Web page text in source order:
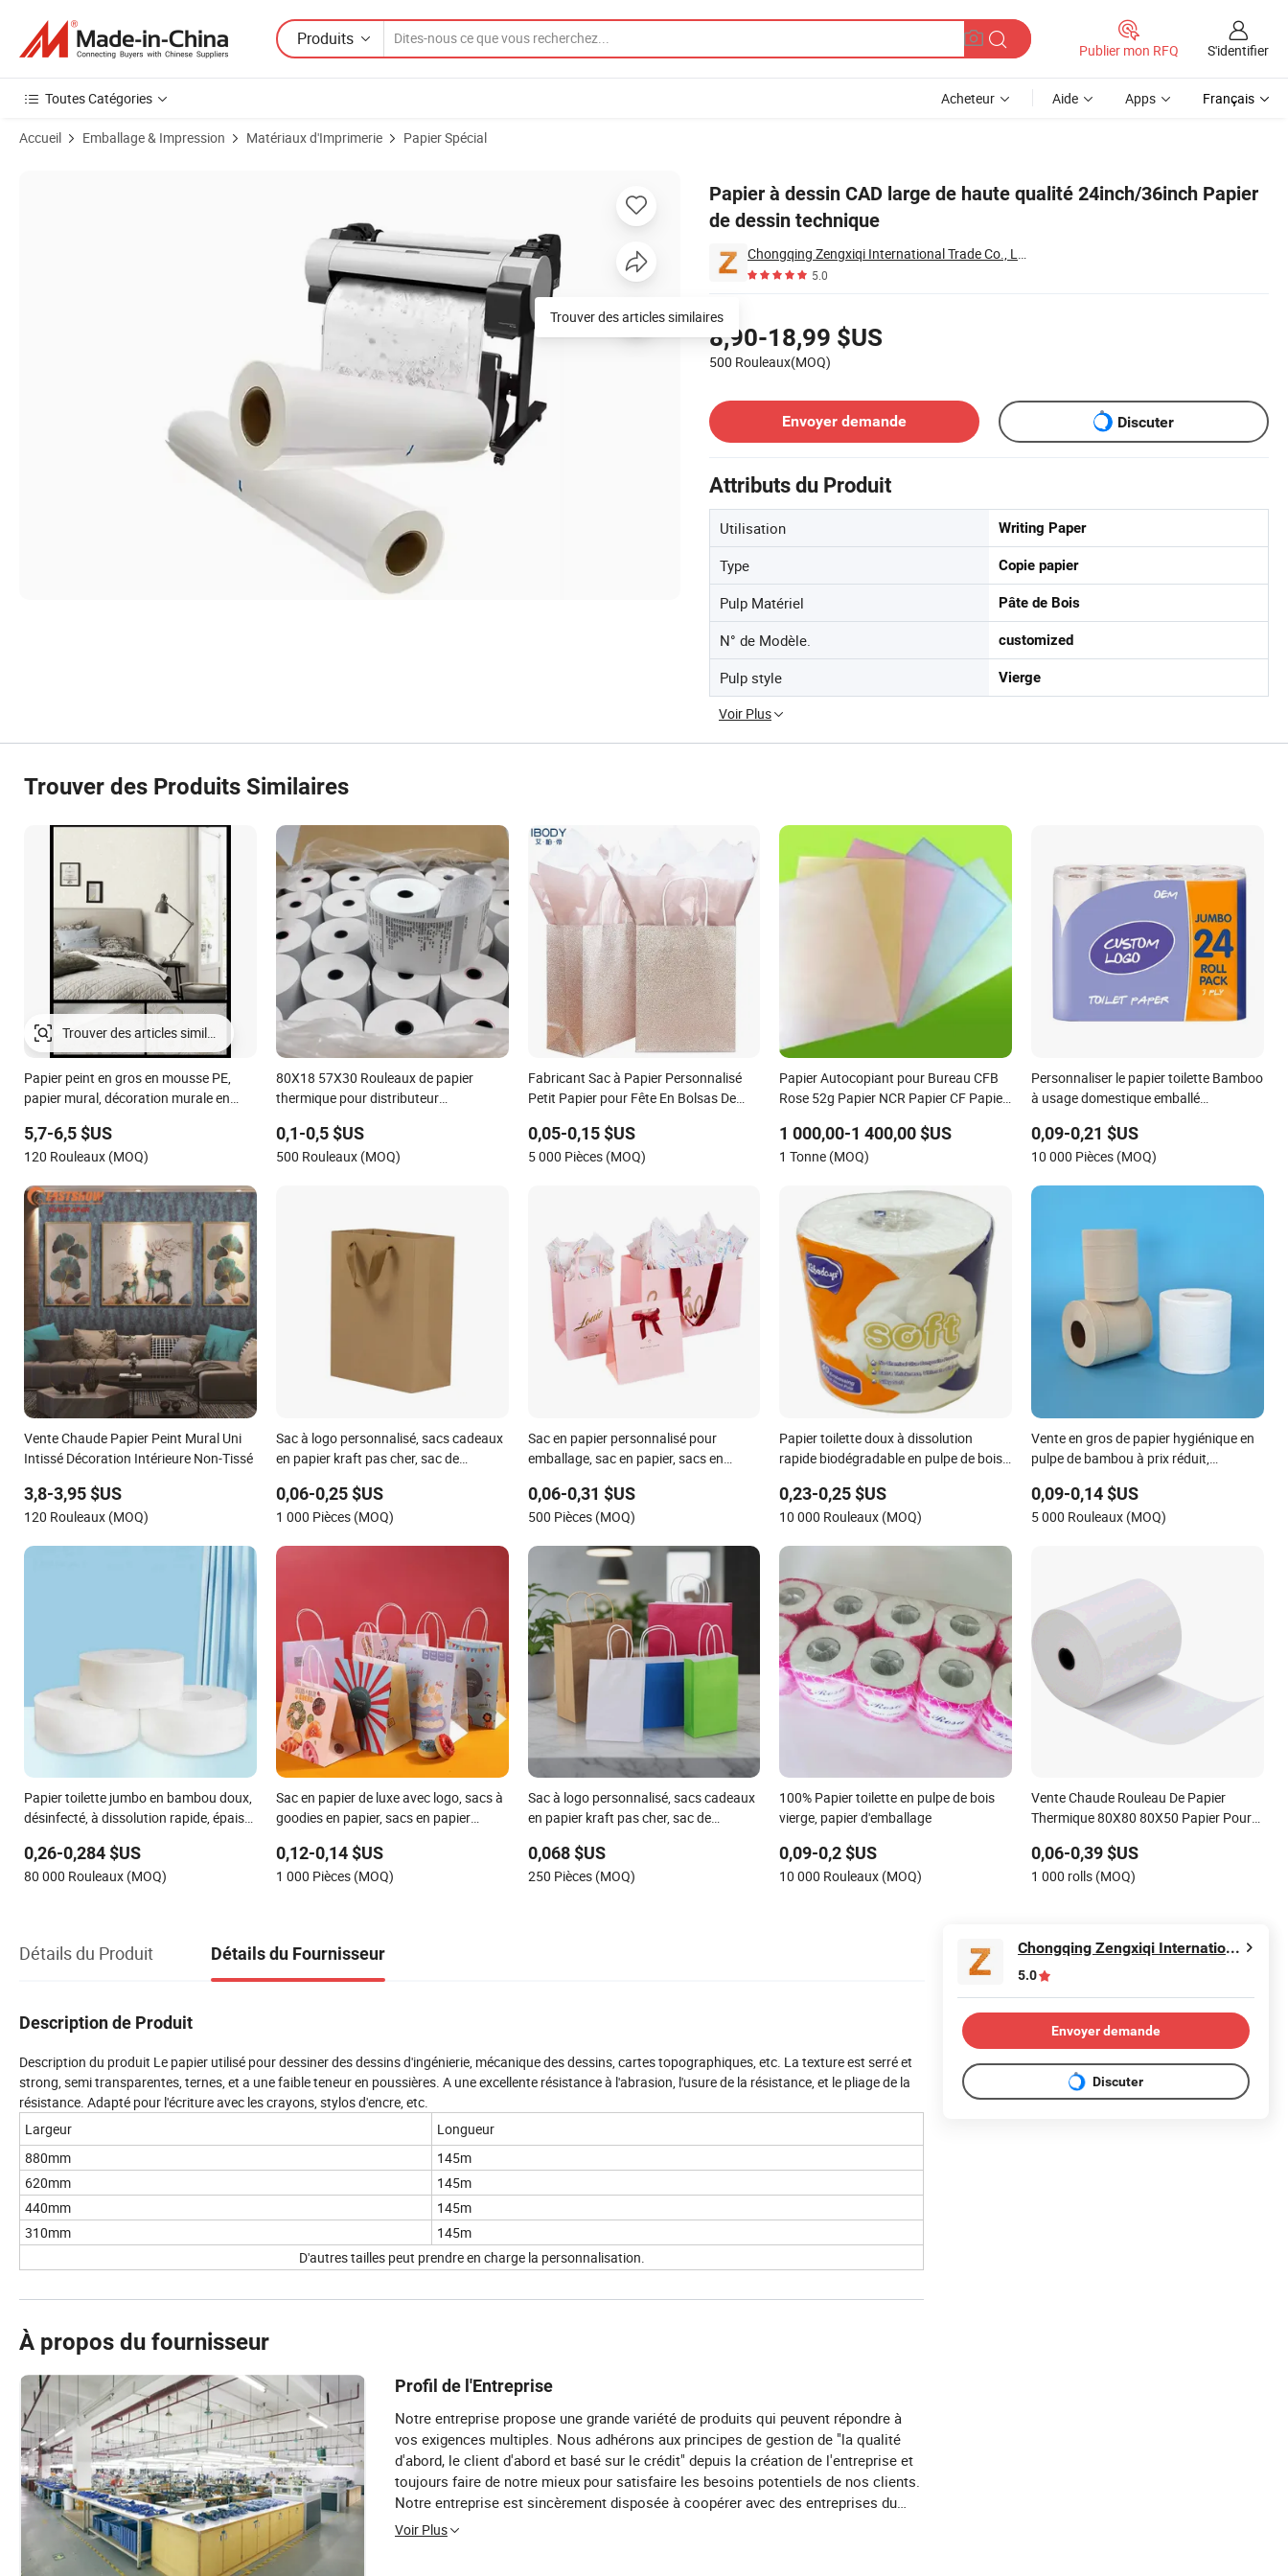
Produits
Publier mon RFQ S'identifier
Toutes Catégories Acheteur Aide Apps Français
Accueil Emballage & Impression Matériaux d'Imprimerie Papier Spécial
Papier à dessin CAD large de haute qualité 24inch/36inch Papier
de dessin technique
Chongqing Zengxiqi International Trade Co., Ltd.
5.0
Tarifs
8,90-18,99 $US
500 Rouleaux(MOQ)
Envoyer demande
Discuter
Attributs du Produit
Utilisation Writing Paper
Type Copie papier
Pulp Matériel Pâte de Bois
N° de Modèle. customized
Pulp style Vierge
Voir Plus
Trouver des articles similaires
Trouver des Produits Similaires
Trouver des articles similaires
Papier peint en gros en mousse PE,
papier mural, décoration murale en
5,7-6,5 $US
120 Rouleaux (MOQ)
80X18 57X30 Rouleaux de papier
thermique pour distributeur
0,1-0,5 $US
500 Rouleaux (MOQ)
Fabricant Sac à Papier Personnalisé
Petit Papier pour Fête En Bolsas De
Cadeaux de Mariage avec Paillettes
Brillantes
0,05-0,15 $US
5 000 Pièces (MOQ)
Papier Autocopiant pour Bureau CFB
Rose 52g Papier NCR Papier CF Papier
1 000,00-1 400,00 $US
1 Tonne (MOQ)
Personnaliser le papier toilette Bamboo
à usage domestique emballé
rouleau papier papier toilette
0,09-0,21 $US
10 000 Pièces (MOQ)
Vente Chaude Papier Peint Mural Uni
Intissé Décoration Intérieure Non-Tissé
3,8-3,95 $US
120 Rouleaux (MOQ)
Sac à logo personnalisé, sacs cadeaux
en papier kraft pas cher, sac de
enduit
0,06-0,25 $US
1 000 Pièces (MOQ)
Sac en papier personnalisé pour
emballage, sac en papier, sacs en
0,06-0,31 $US
500 Pièces (MOQ)
Papier toilette doux à dissolution
rapide biodégradable en pulpe de bois
0,23-0,25 $US
10 000 Rouleaux (MOQ)
Vente en gros de papier hygiénique en
pulpe de bambou à prix réduit,
papier toilette en bambou
0,09-0,14 $US
5 000 Rouleaux (MOQ)
Papier toilette jumbo en bambou doux,
désinfecté, à dissolution rapide, épais
petit rouleau papier
0,26-0,284 $US
80 000 Rouleaux (MOQ)
Sac en papier de luxe avec logo, sacs à
goodies en papier, sacs en papier
0,12-0,14 $US
1 000 Pièces (MOQ)
Sac à logo personnalisé, sacs cadeaux
en papier kraft pas cher, sac de
papier kraft
0,068 $US
250 Pièces (MOQ)
100% Papier toilette en pulpe de bois
vierge, papier d'emballage
0,09-0,2 $US
10 000 Rouleaux (MOQ)
Vente Chaude Rouleau De Papier
Thermique 80X80 80X50 Papier Pour
Thermiques
0,06-0,39 $US
1 000 rolls (MOQ)
Détails du Produit Détails du Fournisseur
Description de Produit
Description du produit Le papier utilisé pour dessiner des dessins d'ingénierie, mécanique des dessins, cartes topographiques, etc. La texture est serré et
strong, semi transparentes, ternes, et a une faible teneur en poussières. A une excellente résistance à l'abrasion, l'usure de la résistance, et le pliage de la
résistance. Adapté pour l'écriture avec les crayons, stylos d'encre, etc.
Largeur
Longueur
880mm
145m
620mm
145m
440mm
145m
310mm
145m
D'autres tailles peut prendre en charge la personnalisation.
À propos du fournisseur
Profil de l'Entreprise
Notre entreprise propose une grande variété de produits qui peuvent répondre à
vos exigences multiples. Nous adhérons aux principes de gestion de "la qualité
d'abord, le client d'abord et basé sur le crédit" depuis la création de l'entreprise et
toujours faire de notre mieux pour satisfaire les besoins potentiels de nos clients.
Notre entreprise est sincèrement disposée à coopérer avec des entreprises du
monde entier afin de réaliser une situation gagnant-gagnant depuis que la
Voir Plus
Chongqing Zengxiqi International Trade Co., Ltd.
5.0
Envoyer demande
Discuter